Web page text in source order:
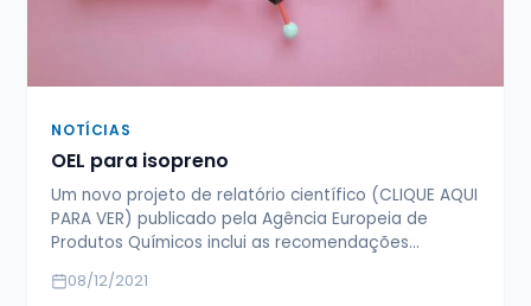
NOTÍCIAS
OEL para isopreno
Um novo projeto de relatório científico (CLIQUE AQUI
PARA VER) publicado pela Agência Europeia de
Produtos Químicos inclui as recomendações…
08/12/2021